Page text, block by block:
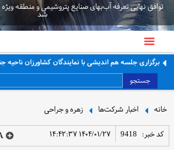
توافق نهایی تعرفه آب‌بهای صنایع پتروشیمی و منطقه
شد
برگزاری جلسه هم اندیشی با نمایندگان کشاورزان ناحیه
جستجو
خانه اخبار شرکت‌ها زهره و جراحی
کد خبر: 9418 ۱۴۰۴/۰۱/۲۷ ۱۴:۴۲:۳۷ A